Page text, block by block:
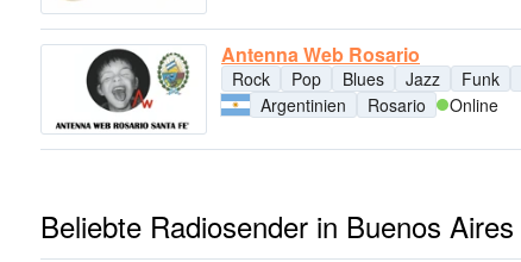
Antenna Web Rosario
Rock Pop Blues Jazz Funk
Argentinien
Rosario Online
Beliebte Radiosender in Buenos Aires